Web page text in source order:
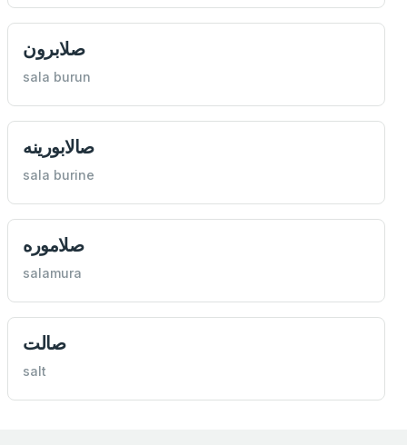
صلابرون
sala burun
صالابورینه
sala burine
صلاموره
salamura
صالت
salt